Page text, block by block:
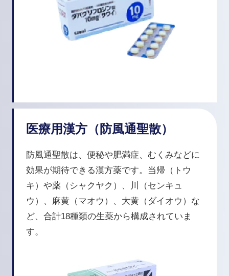
医療用漢方（防風通聖散）
防風通聖散は、便秘や肥満症、むくみなどに
効果が期待できる漢方薬です。当帰（トウ
キ）や薬（シャクヤク）、川（センキュ
ウ）、麻黄（マオウ）、大黄（ダイオウ）な
ど、合計18種類の生薬から構成されていま
す。